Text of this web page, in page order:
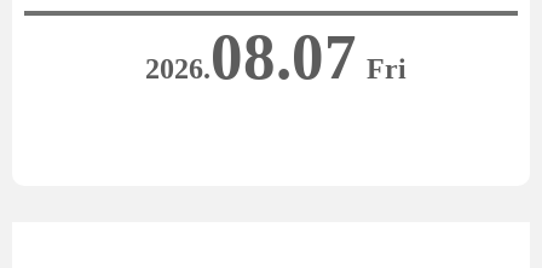
2026.08.07 Fri